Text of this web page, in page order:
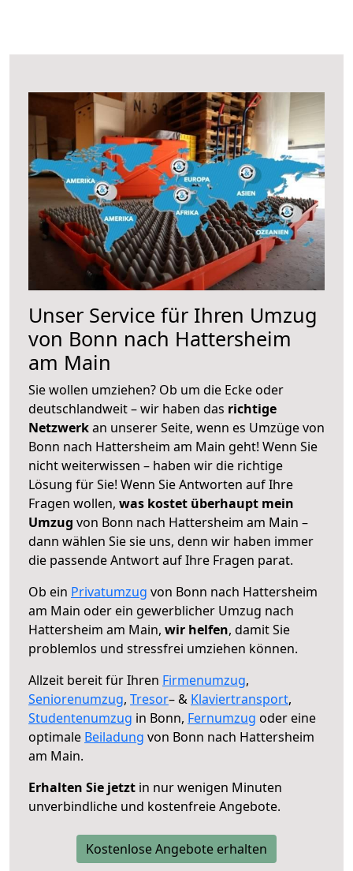
Unser Service für Ihren Umzug
von Bonn nach Hattersheim
am Main
Sie wollen umziehen? Ob um die Ecke oder
deutschlandweit – wir haben das richtige
Netzwerkan unserer Seite, wenn es Umzüge von
Bonn nach Hattersheim am Main geht! Wenn Sie
nicht weiterwissen – haben wir die richtige
Lösung für Sie! Wenn Sie Antworten auf Ihre
Fragen wollen, was kostet überhaupt mein
Umzug von Bonn nach Hattersheim am Main –
dann wählen Sie sie uns, denn wir haben immer
die passende Antwort auf Ihre Fragen parat.
Ob ein Privatumzug von Bonn nach Hattersheim
am Main oder ein gewerblicher Umzug nach
Hattersheim am Main, wir helfen, damit Sie
problemlos und stressfrei umziehen können.
Allzeit bereit für Ihren Firmenumzug,
Seniorenumzug, Tresor– & Klaviertransport,
Studentenumzug in Bonn, Fernumzug oder eine
optimale Beiladung von Bonn nach Hattersheim
am Main.
Erhalten Sie jetzt in nur wenigen Minuten
unverbindliche und kostenfreie Angebote.
Kostenlose Angebote erhalten